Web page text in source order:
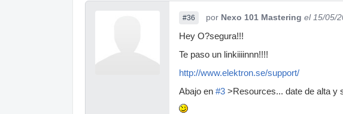
#36 por Nexo 101 Mastering el 15/05/
Hey O?segura!!!
Te paso un linkiiiinnn!!!!
http://www.elektron.se/support/
Abajo en #3 >Resources... date de alta y